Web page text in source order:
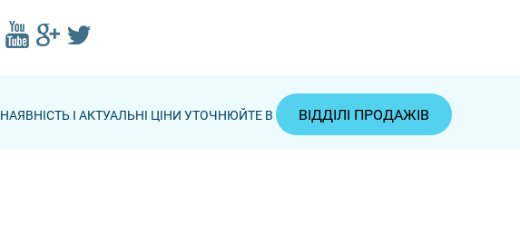
НАЯВНІСТЬ І АКТУАЛЬНІ ЦІНИ УТОЧНЮЙТЕ В ВІДДІЛІ ПРОДАЖІВ